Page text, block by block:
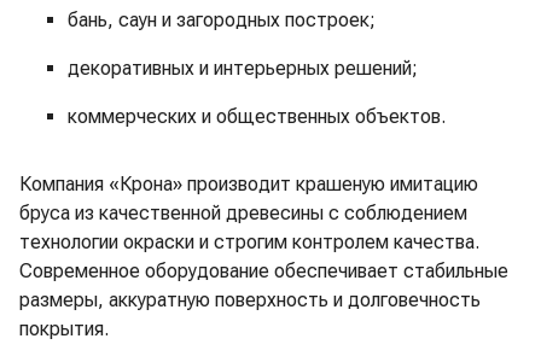
бань, саун и загородных построек;
декоративных и интерьерных решений;
коммерческих и общественных объектов.
Компания «Крона» производит крашеную имитацию
бруса из качественной древесины с соблюдением
технологии окраски и строгим контролем качества.
Современное оборудование обеспечивает стабильные
размеры, аккуратную поверхность и долговечность
покрытия.